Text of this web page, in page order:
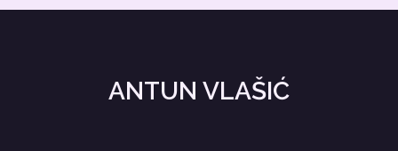
ANTUN VLAŠIĆ